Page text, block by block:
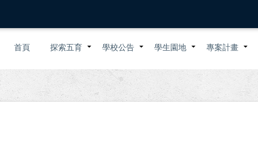
Main
navigation
首頁 +
探索五育 +
學校公告 +
學生園地 +
專案計畫